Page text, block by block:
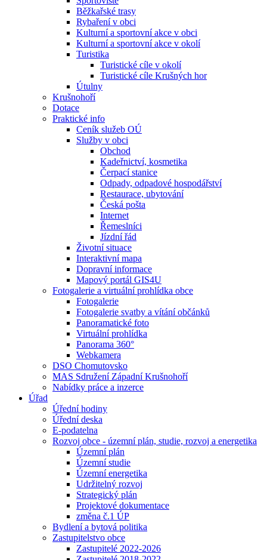
Běžkařské trasy
Rybaření v obci
Kulturní a sportovní akce v obci
Kulturní a sportovní akce v okolí
Turistika
Turistické cíle v okolí
Turistické cíle Krušných hor
Útulny
Krušnohoří
Dotace
Praktické info
Ceník služeb OÚ
Služby v obci
Obchod
Kadeřnictví, kosmetika
Čerpací stanice
Odpady, odpadové hospodářství
Restaurace, ubytování
Česká pošta
Internet
Řemeslníci
Jízdní řád
Životní situace
Interaktivní mapa
Dopravní informace
Mapový portál GIS4U
Fotogalerie a virtuální prohlídka obce
Fotogalerie
Fotogalerie svatby a vítání občánků
Panoramatické foto
Virtuální prohlídka
Panorama 360°
Webkamera
DSO Chomutovsko
MAS Sdružení Západní Krušnohoří
Nabídky práce a inzerce
Úřad
Úřední hodiny
Úřední deska
E-podatelna
Rozvoj obce - územní plán, studie, rozvoj a energetika
Územní plán
Územní studie
Územní energetika
Udržitelný rozvoj
Strategický plán
Projektové dokumentace
změna č.1 ÚP
Bydlení a bytová politika
Zastupitelstvo obce
Zastupitelé 2022-2026